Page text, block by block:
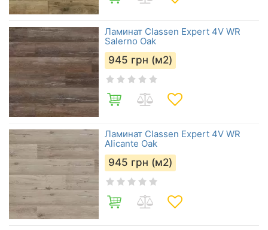
Ламинат Classen Expert 4V WR
Salerno Oak
945 грн (м2)
Ламинат Classen Expert 4V WR
Alicante Oak
945 грн (м2)